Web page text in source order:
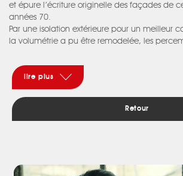
et épure l’écriture originelle des façades de
années 70.
Par une isolation extérieure pour un meilleur
la volumétrie a pu être remodelée, les
Une terrasse solarium est créée au premier
place d’une ancienne toiture, prolongée par
d’accès brisant le soleil du sud.
L’espace intérieur trouve une nouvelle fluidité
lire plus
Retour